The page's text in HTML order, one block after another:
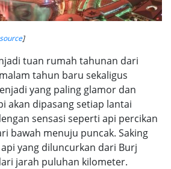
source]
tuan rumah tahunan dari
tahun baru sekaligus
yang paling glamor dan
akan dipasang setiap lantai
sensasi seperti api percikan
bawah menuju puncak. Saking
yang diluncurkan dari Burj
jarah puluhan kilometer.